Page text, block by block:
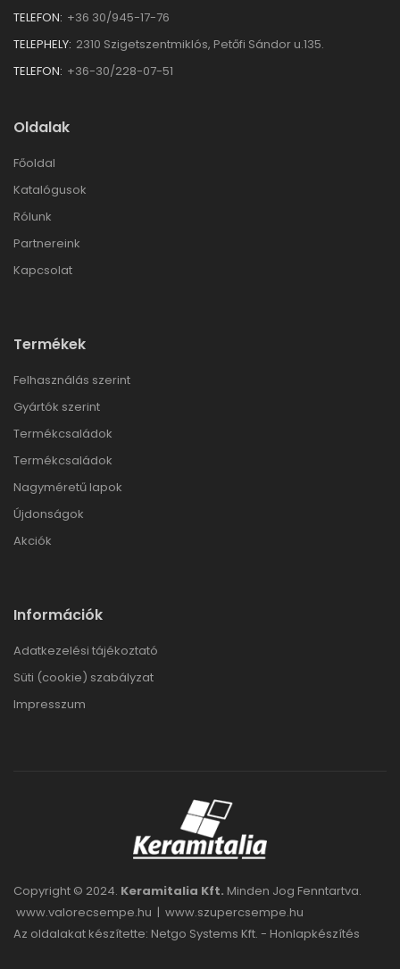
TELEFON: +36 30/945-17-76
TELEPHELY: 2310 Szigetszentmiklós, Petőfi Sándor u.135.
TELEFON: +36-30/228-07-51
Oldalak
Főoldal
Katalógusok
Rólunk
Partnereink
Kapcsolat
Termékek
Felhasználás szerint
Gyártók szerint
Termékcsaládok
Termékcsaládok
Nagyméretű lapok
Újdonságok
Akciók
Információk
Adatkezelési tájékoztató
Süti (cookie) szabályzat
Impresszum
Copyright © 2024. Keramitalia Kft. Minden Jog Fenntartva.
www.valorecsempe.hu | www.szupercsempe.hu
Az oldalakat készítette: Netgo Systems Kft. - Honlapkészítés